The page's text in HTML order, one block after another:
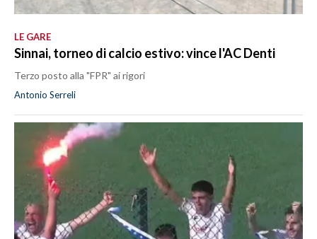
LE GARE
Sinnai, torneo di calcio estivo: vince l'AC Denti
Terzo posto alla "FPR" ai rigori
Antonio Serreli